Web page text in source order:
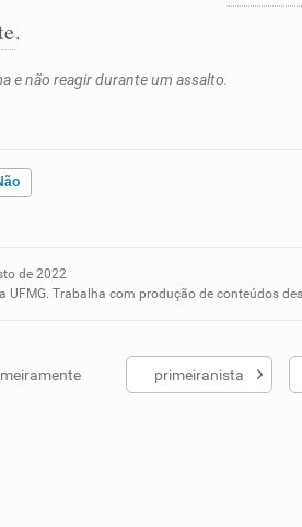
.
e não reagir durante um assalto.
ajudou
de 2022
UFMG. Trabalha com produção de conteúdos
primeiranista